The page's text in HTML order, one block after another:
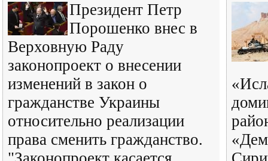
Президент Петр
Порошенко внес в
Верховную Раду
законопроект о внесении
изменений в закон о
гражданстве Украины
относительно реализации
права сменить гражданство.